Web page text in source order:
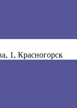
1, Красногорск